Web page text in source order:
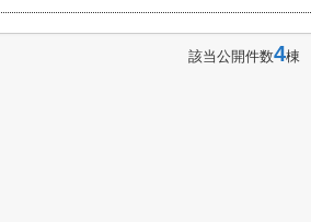
該当公開件数4棟